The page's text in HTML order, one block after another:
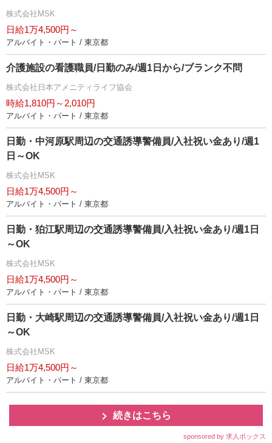
株式会社MSK
日給1万4,500円～
アルバイト・パート / 東京都
介護施設の看護職員/日勤のみ/週1日から/ブランク不問
株式会社日本アメニティライフ協会
時給1,810円～2,010円
アルバイト・パート / 東京都
日勤・中河原駅周辺の交通誘導警備員/入社祝い金あり/週1
日～OK
株式会社MSK
日給1万4,500円～
アルバイト・パート / 東京都
日勤・狛江駅周辺の交通誘導警備員/入社祝い金あり/週1日
～OK
株式会社MSK
日給1万4,500円～
アルバイト・パート / 東京都
日勤・大崎駅周辺の交通誘導警備員/入社祝い金あり/週1日
～OK
株式会社MSK
日給1万4,500円～
アルバイト・パート / 東京都
続きはこちら
sponsored by 求人ボックス